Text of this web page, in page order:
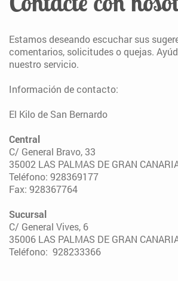
Estamos deseando escuchar sus
comentarios, solicitudes o quejas.
nuestro servicio.
Información de contacto:
El Kilo de San Bernardo
Central
C/ General Bravo, 33
35002 LAS PALMAS DE GRAN
Teléfono: 928369177
Fax: 928367764
Sucursal
C/ General Vives, 6
35006 LAS PALMAS DE GRAN
Teléfono: 928233366